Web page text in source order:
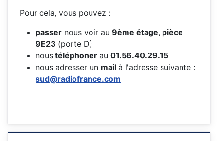
Pour cela, vous pouvez :
passer nous voir au 9ème étage, pièce
9E23 (porte D)
nous téléphoner au 01.56.40.29.15
nous adresser un mail à l'adresse suivante :
sud@radiofrance.com